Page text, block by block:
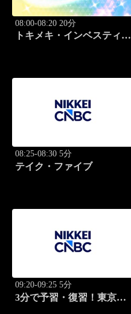
08:00-08:20 20分
トキメキ・インベスティン
08:25-08:30 5分
テイク・ファイブ
09:20-09:25 5分
3分で予習・復習！東京市